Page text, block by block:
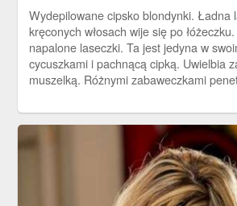
Wydepilowane cipsko blondynki. Ładna
kręconych włosach wije się po
napalone laseczki. Ta jest jedyna w
cycuszkami i pachnącą cipką. Uwielbia
muszelką. Różnymi zabaweczkami